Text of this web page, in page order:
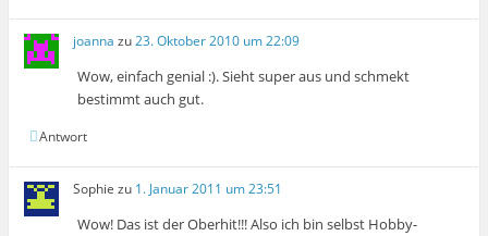
joanna zu23. Oktober 2010 um 22:09
Wow, einfach genial :). Sieht super aus und schmekt
bestimmt auch gut.
Antwort
Sophie zu 1. Januar 2011 um 23:51
Wow! Das ist der Oberhit!!! Also ich bin selbst Hobby-